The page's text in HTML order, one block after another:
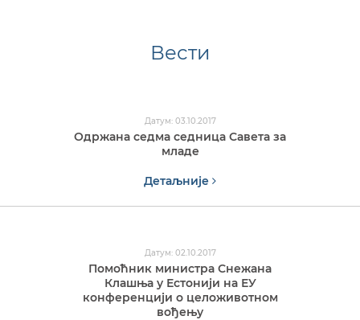
Вести
Датум: 03.10.2017
Одржана седма седница Савета за
младе
Детаљније
Датум: 02.10.2017
Помоћник министра Снежана
Клашња у Естонији на ЕУ
конференцији о целоживотном
вођењу